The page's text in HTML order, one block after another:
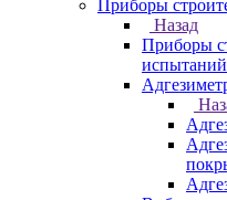
Приборы
Назад
Приборы
испытаний